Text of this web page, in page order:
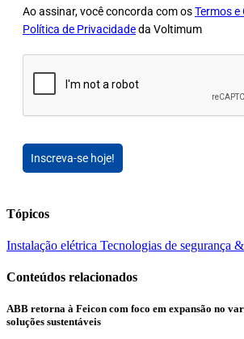
Ao assinar, você concorda com osTermos e
Política de Privacidadeda Voltimum
Inscreva-se hoje!
Tópicos
Instalação elétrica Tecnologias de segurança
Conteúdos relacionados
ABB retorna à Feicon com foco em expansão no
soluções sustentáveis